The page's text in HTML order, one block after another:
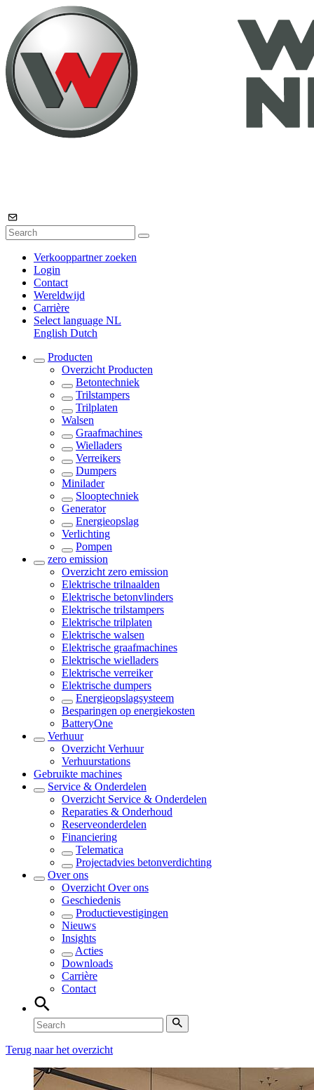
Verkooppartner zoeken
Login
Contact
Wereldwijd
Carrière
Select language NL
English Dutch
Producten
Overzicht Producten
Betontechniek
Trilstampers
Trilplaten
Walsen
Graafmachines
Wielladers
Verreikers
Dumpers
Minilader
Slooptechniek
Generator
Energieopslag
Verlichting
Pompen
zero emission
Overzicht zero emission
Elektrische trilnaalden
Elektrische betonvlinders
Elektrische trilstampers
Elektrische trilplaten
Elektrische walsen
Elektrische graafmachines
Elektrische wielladers
Elektrische verreiker
Elektrische dumpers
Energieopslagsysteem
Besparingen op energiekosten
BatteryOne
Verhuur
Overzicht Verhuur
Verhuurstations
Gebruikte machines
Service & Onderdelen
Overzicht Service & Onderdelen
Reparaties & Onderhoud
Reserveonderdelen
Financiering
Telematica
Projectadvies betonverdichting
Over ons
Overzicht Over ons
Geschiedenis
Productievestigingen
Nieuws
Insights
Acties
Downloads
Carrière
Contact
Terug naar het overzicht